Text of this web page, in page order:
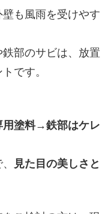
も風雨を受けやす
部のサビは、放置
です。
塗料→鉄部はケレ
見た目の美しさと